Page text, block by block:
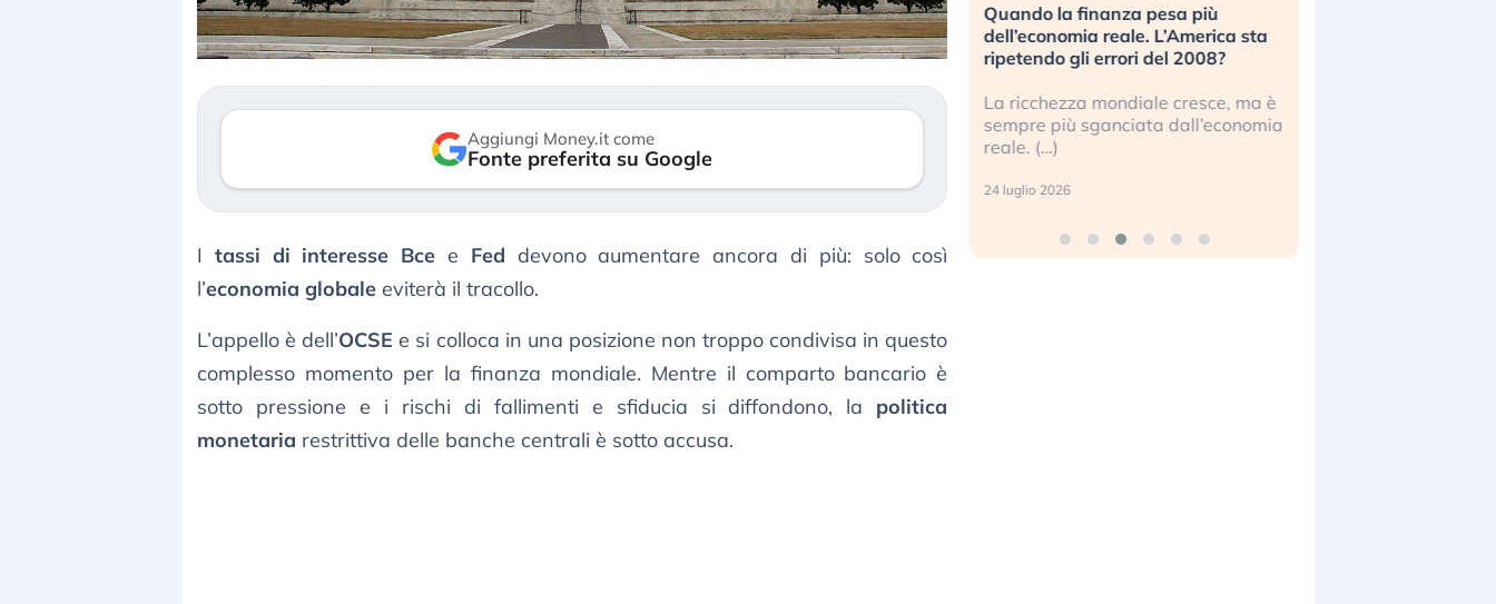
Aggiungi Money.it come
Fonte preferita su Google
I tassi di interesse Bce e Fed devono aumentare ancora di più: solo così
l’economia globale eviterà il tracollo.
L’appello è dell’OCSE e si colloca in una posizione non troppo condivisa in questo
complesso momento per la finanza mondiale. Mentre il comparto bancario è
sotto pressione e i rischi di fallimenti e sfiducia si diffondono, la politica
monetaria restrittiva delle banche centrali è sotto accusa.
Dalle valutazioni estreme alla
correzione. Cosa sta guidando il
repricing degli asset?
3 agosto 2026
«La mia vita è rovinata». Investitori
in preda al panico dopo lo scoppio
della bolla AI
Kospi, mentre gli investitori retail (…)
30 luglio 2026
Quando la finanza pesa più
dell’economia reale. L’America sta
ripetendo gli errori del 2008?
La ricchezza mondiale cresce, ma è
sempre più sganciata dall’economia
reale. (…)
24 luglio 2026